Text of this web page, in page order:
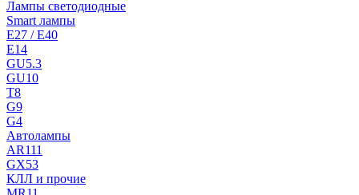
Лампы светодиодные
Smart лампы
E27 / E40
E14
GU5.3
GU10
T8
G9
G4
Автолампы
AR111
GX53
КЛЛ и прочие